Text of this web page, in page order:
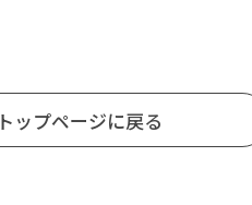
トップページに戻る